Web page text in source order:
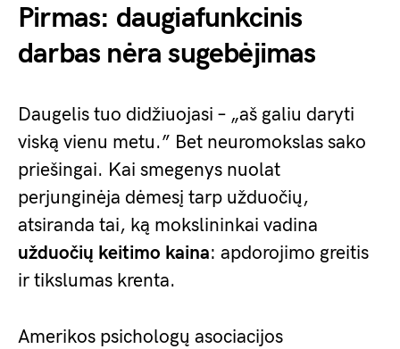
Pirmas: daugiafunkcinis
darbas nėra sugebėjimas
Daugelis tuo didžiuojasi – „aš galiu daryti
viską vienu metu.” Bet neuromokslas sako
priešingai. Kai smegenys nuolat
perjunginėja dėmesį tarp užduočių,
atsiranda tai, ką mokslininkai vadina
užduočių keitimo kaina: apdorojimo greitis
ir tikslumas krenta.
Amerikos psichologų asociacijos